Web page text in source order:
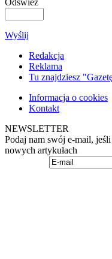
Odśwież
Wyślij
Redakcja
Reklama
Tu znajdziesz
Informacja o cookies
Kontakt
NEWSLETTER
Podaj nam swój e-mail,
nowych artykułach